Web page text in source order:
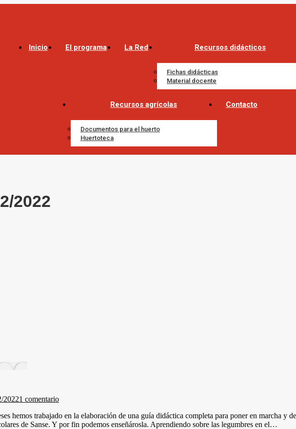
Inicio El programa La Red Recursos didácticos
Fichas didácticas
Material docente
Recursos agrícolas
Documentos para el huerto
Huertoteca
Contacto
2022
20221 comentario
hemos trabajado en la elaboración de una guía didáctica completa para poner en marcha y
de Sanse. Y por fin podemos enseñárosla. Aprendiendo sobre las legumbres en el…